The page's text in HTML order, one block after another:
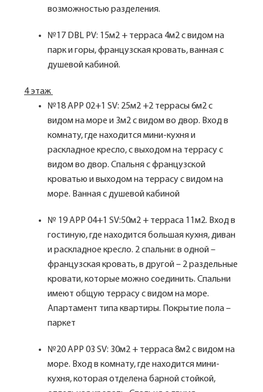
возможностью разделения.
№17 DBL PV: 15м2 + терраса 4м2 с видом на
парк и горы, французская кровать, ванная с
душевой кабиной.
4 этаж
№18 APP 02+1 SV: 25м2 +2 террасы 6м2 с
видом на море и 3м2 с видом во двор. Вход в
комнату, где находится мини-кухня и
раскладное кресло, с выходом на террасу с
видом во двор. Спальня с французской
кроватью и выходом на террасу с видом на
море. Ванная с душевой кабиной
№ 19 APP 04+1 SV:50м2 + терраса 11м2. Вход в
гостиную, где находится большая кухня, диван
и раскладное кресло. 2 спальни: в одной –
французская кровать, в другой – 2 раздельные
кровати, которые можно соединить. Спальни
имеют общую террасу с видом на море.
Апартамент типа квартиры. Покрытие пола –
паркет
№20 APP 03 SV: 30м2 + терраса 8м2 с видом на
море. Вход в комнату, где находится мини-
кухня, которая отделена барной стойкой,